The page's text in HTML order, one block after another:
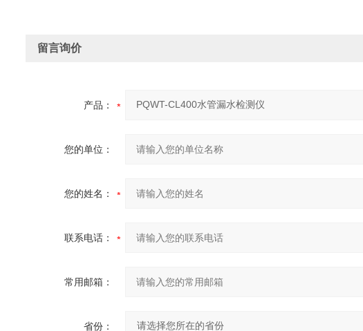
留言询价
产品：
您的单位：
您的姓名：
联系电话：
常用邮箱：
省份：